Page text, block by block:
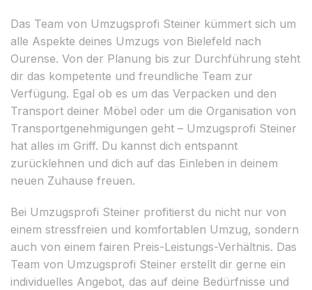
Das Team von Umzugsprofi Steiner kümmert sich um
alle Aspekte deines Umzugs von Bielefeld nach
Ourense. Von der Planung bis zur Durchführung steht
dir das kompetente und freundliche Team zur
Verfügung. Egal ob es um das Verpacken und den
Transport deiner Möbel oder um die Organisation von
Transportgenehmigungen geht – Umzugsprofi Steiner
hat alles im Griff. Du kannst dich entspannt
zurücklehnen und dich auf das Einleben in deinem
neuen Zuhause freuen.
Bei Umzugsprofi Steiner profitierst du nicht nur von
einem stressfreien und komfortablen Umzug, sondern
auch von einem fairen Preis-Leistungs-Verhältnis. Das
Team von Umzugsprofi Steiner erstellt dir gerne ein
individuelles Angebot, das auf deine Bedürfnisse und